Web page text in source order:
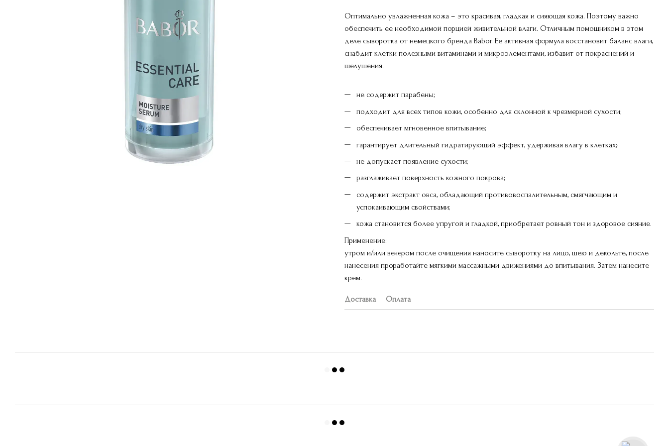
Оптимально увлажненная кожа – это красивая, гладкая и сияющая кожа. Поэтому важно
обеспечить ее необходимой порцией живительной влаги. Отличным помощником в этом
деле сыворотка от немецкого бренда Babor. Ее активная формула восстановит баланс влаги,
снабдит клетки полезными витаминами и микроэлементами, избавит от покраснений и
шелушения.
не содержит парабены;
подходит для всех типов кожи, особенно для склонной к чрезмерной сухости;
обеспечивает мгновенное впитывание;
гарантирует длительный гидратирующий эффект, удерживая влагу в клетках;•
не допускает появление сухости;
разглаживает поверхность кожного покрова;
содержит экстракт овса, обладающий противовоспалительным, смягчающим и
успокаивающим свойствами;
кожа становится более упругой и гладкой, приобретает ровный тон и здоровое сияние.
Применение:
утром и/или вечером после очищения наносите сыворотку на лицо, шею и декольте, после
нанесения проработайте мягкими массажными движениями до впитывания. Затем нанесите
крем.
Доставка Оплата